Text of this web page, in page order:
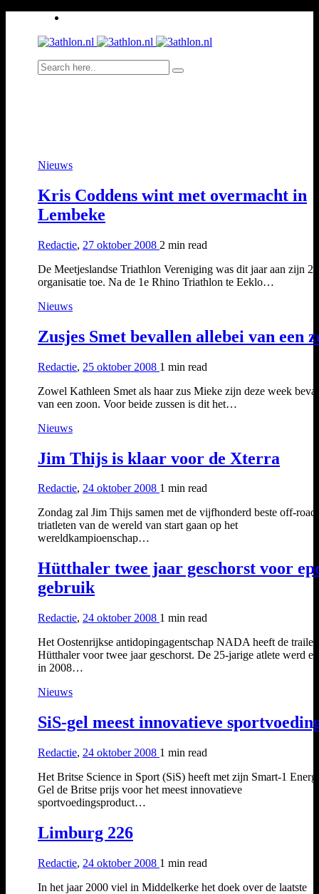
Nieuws
Kris Coddens wint met overmacht in
Lembeke
Redactie, 27 oktober 2008 2 min read
De Meetjeslandse Triathlon Vereniging was dit jaar aan zijn
organisatie toe. Na de 1e Rhino Triathlon te Eeklo…
Nieuws
Zusjes Smet bevallen allebei van een
Redactie, 25 oktober 2008 1 min read
Zowel Kathleen Smet als haar zus Mieke zijn deze week
van een zoon. Voor beide zussen is dit het…
Nieuws
Jim Thijs is klaar voor de Xterra
Redactie, 24 oktober 2008 1 min read
Zondag zal Jim Thijs samen met de vijfhonderd beste off-road
triatleten van de wereld van start gaan op het
wereldkampioenschap…
Hütthaler twee jaar geschorst voor
gebruik
Redactie, 24 oktober 2008 1 min read
Het Oostenrijkse antidopingagentschap NADA heeft de
Hütthaler voor twee jaar geschorst. De 25-jarige atlete werd
in 2008…
Nieuws
SiS-gel meest innovatieve
Redactie, 24 oktober 2008 1 min read
Het Britse Science in Sport (SiS) heeft met zijn Smart-1
Gel de Britse prijs voor het meest innovatieve
sportvoedingsproduct…
Limburg 226
Redactie, 24 oktober 2008 1 min read
In het jaar 2000 viel in Middelkerke het doek over de laatste